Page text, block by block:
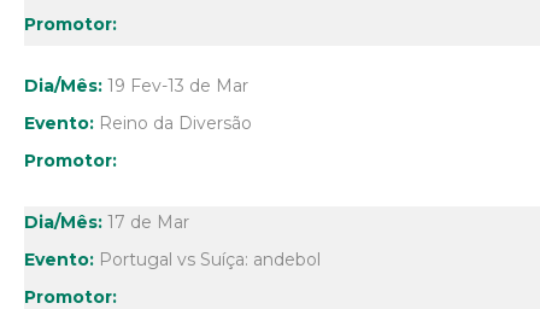
19 Fev-13 de Mar
Reino da Diversão
17 de Mar
Portugal vs Suíça: andebol